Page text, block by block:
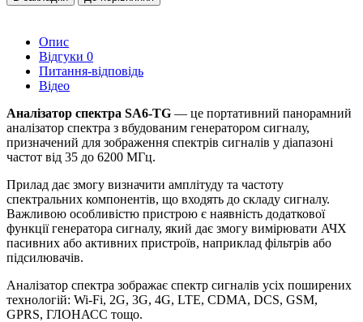
Опис
Відгуки 0
Питання-відповідь
Відео
Аналізатор спектра SA6-TG — це портативний панорамний
аналізатор спектра з вбудованим генератором сигналу,
призначений для зображення спектрів сигналів у діапазоні
частот від 35 до 6200 МГц.
Прилад дає змогу визначити амплітуду та частоту
спектральних компонентів, що входять до складу сигналу.
Важливою особливістю пристрою є наявність додаткової
функції генератора сигналу, який дає змогу вимірювати АЧХ
пасивних або активних пристроїв, наприклад фільтрів або
підсилювачів.
Аналізатор спектра зображає спектр сигналів усіх поширених
технологій: Wi-Fi, 2G, 3G, 4G, LTE, CDMA, DCS, GSM,
GPRS, ГЛОНАСС тощо.